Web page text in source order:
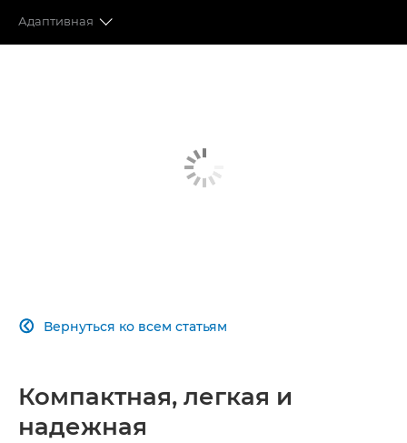
Адаптивная
ПОДДЕРЖИВАЕМЫЕ ФУНКЦИИ
Вернуться ко всем статьям

Компактная, легкая и
надежная